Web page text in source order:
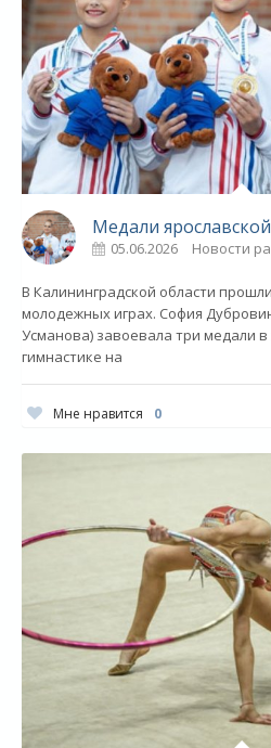
05.06.2026 Новости разное /
В Калининградской области
молодежных играх. София
Усманова) завоевала три медали
гимнастике на
Мне нравится 0